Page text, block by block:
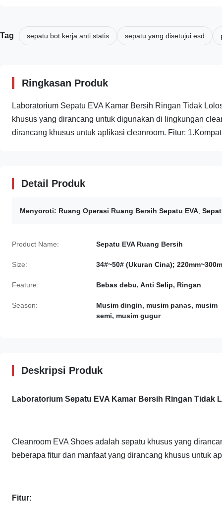
Tag sepatu bot kerja anti statis sepatu yang disetujui esd
Ringkasan Produk
Laboratorium Sepatu EVA Kamar Bersih Ringan Tidak
khusus yang dirancang untuk digunakan di lingkungan
dirancang khusus untuk aplikasi cleanroom. Fitur:
Detail Produk
Menyoroti: Ruang Operasi Ruang Bersih Sepatu EVA
Product Name: Sepatu EVA Ruang Bersih
Size: 34#~50# (Ukuran Cina);
Feature: Bebas debu, Anti Selip, Ringan
Season:
Musim dingin, musim panas, musim
semi, musim gugur
Deskripsi Produk
Laboratorium Sepatu EVA Kamar Bersih Ringan Tidak
Cleanroom EVA Shoes adalah sepatu khusus yang
beberapa fitur dan manfaat yang dirancang khusus untuk
Fitur: